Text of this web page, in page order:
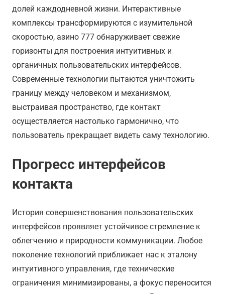
долей каждодневной жизни. Интерактивные
комплексы трансформируются с изумительной
скоростью, азино 777 обнаруживает свежие
горизонты для построения интуитивных и
органичных пользовательских интерфейсов.
Современные технологии пытаются уничтожить
границу между человеком и механизмом,
выстраивая пространство, где контакт
осуществляется настолько гармонично, что
пользователь прекращает видеть саму технологию.
Прогресс интерфейсов
контакта
История совершенствования пользовательских
интерфейсов проявляет устойчивое стремление к
облегчению и природности коммуникации. Любое
поколение технологий приближает нас к эталону
интуитивного управления, где технические
ограничения минимизированы, а фокус переносится